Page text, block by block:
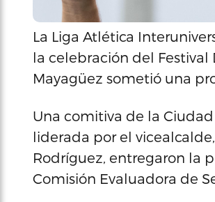
La Liga Atlética
la celebración del Festival
Mayagüez sometió una
Una comitiva de la
liderada por el
Rodríguez, entregaron la
Comisión Evaluadora de